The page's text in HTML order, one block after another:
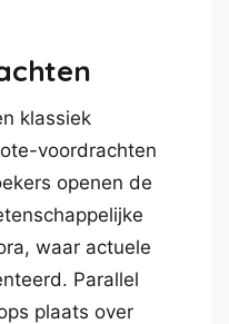
klassiek
voordrachten
openen de
waar actuele
Parallel
plaats over